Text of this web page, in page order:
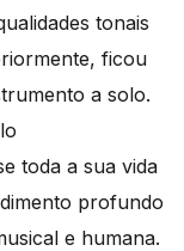
tonais
ficou
a solo.
toda a sua vida
profundo
e humana.